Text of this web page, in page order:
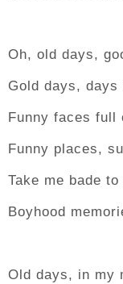
Oh, old days,
Gold days,
Funny faces full
Funny places,
Take me bade
Boyhood
Old days, in my